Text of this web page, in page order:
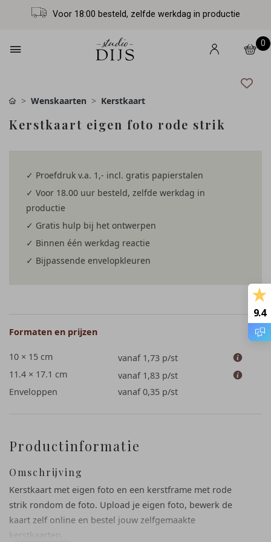
Voor 18:00 besteld, zelfde werkdag in productie
0
Wenskaarten Kerstkaart
Kerstkaart eigen foto rode strik
✓ Proefdruk v.a. 1,- incl. gratis papierstalen
✓ Voor 18.00 uur besteld, zelfde werkdag in
productie
✓ Gratis hulp bij het ontwerpen
✓ Binnen één werkdag reactie
✓ Bijpassende envelopkleuren
Formaten en prijzen
10 × 15 cm vanaf 1,73 p/st
11.4 × 17.1 cm
vanaf 1,83 p/st
Enveloppen
vanaf 0,35 p/st
Productinformatie
Omschrijving
Kerstkaart met eigen foto en een kerstframe met rode
strik rondom de foto. Upload je eigen foto, bewerk de
kaart zelf online en bestel jouw zelfgemaakte
kerstkaarten.
9.4